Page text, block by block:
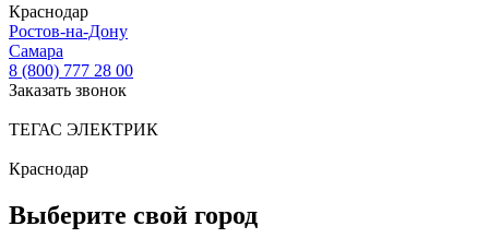
Краснодар
Ростов-на-Дону
Самара
8 (800) 777 28 00
Заказать звонок
ТЕГАС ЭЛЕКТРИК
Краснодар
Выберите свой город